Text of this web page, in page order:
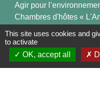
Agir pour
Chambres d'hôtes «
Mentions légales
This site uses cookies and
to activate
OK, accept all